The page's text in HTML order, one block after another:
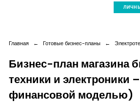
Компания
Главная ← Готовые бизнес-планы ←
Бизнес-план магазина
техники и электроники
финансовой моделью)